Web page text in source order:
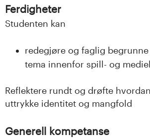
Ferdigheter
Studenten kan
redegjøre og faglig
tema innenfor spill- og
Reflektere rundt og drøfte
uttrykke identitet og mangfold
Generell kompetanse